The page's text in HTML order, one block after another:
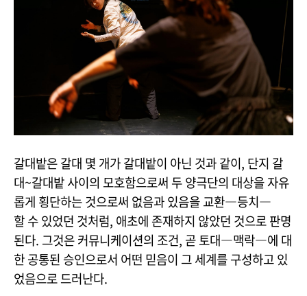
갈대밭은 갈대 몇 개가 갈대밭이 아닌 것과 같이, 단지 갈
대~갈대밭 사이의 모호함으로써 두 양극단의 대상을 자유
롭게 횡단하는 것으로써 없음과 있음을 교환―등치―
할 수 있었던 것처럼, 애초에 존재하지 않았던 것으로 판명
된다. 그것은 커뮤니케이션의 조건, 곧 토대―맥락―에 대
한 공통된 승인으로서 어떤 믿음이 그 세계를 구성하고 있
었음으로 드러난다.